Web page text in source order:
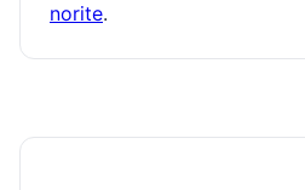
norite.